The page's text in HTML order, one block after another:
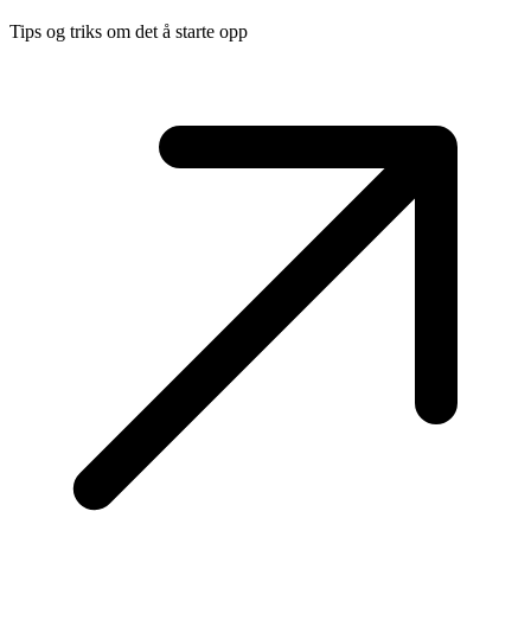
Tips og triks om det å starte opp